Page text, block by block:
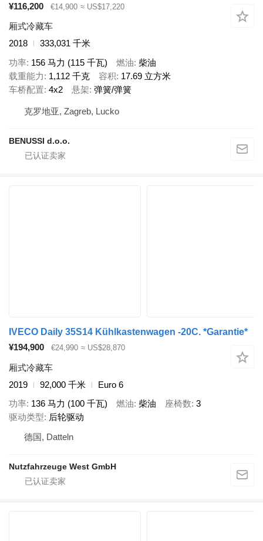
¥116,200
€14,900 ≈ US$17,220
厢式冷藏车
2018
333,031 千米
功率 156 马力 (115 千瓦) 燃油 柴油
载重能力
1,112 千克 容积 17.69 立方米
车桥配置 4x2 悬架 弹簧/弹簧
克罗地亚, Zagreb, Lucko
BENUSSI d.o.o.
IVECO Daily 35S14 Kühlkastenwagen -20C. *Garantie*
¥194,900
€24,990 ≈ US$28,870
厢式冷藏车
2019
92,000 千米
Euro 6
功率 136 马力 (100 千瓦) 燃油 柴油 座椅数 3
驱动类型
后轮驱动
德国, Datteln
Nutzfahrzeuge West GmbH